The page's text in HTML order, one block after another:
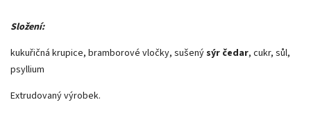
Složení:
kukuřičná krupice, bramborové vločky, sušenýsýr čedar, cukr, sůl,
psyllium
Extrudovaný výrobek.